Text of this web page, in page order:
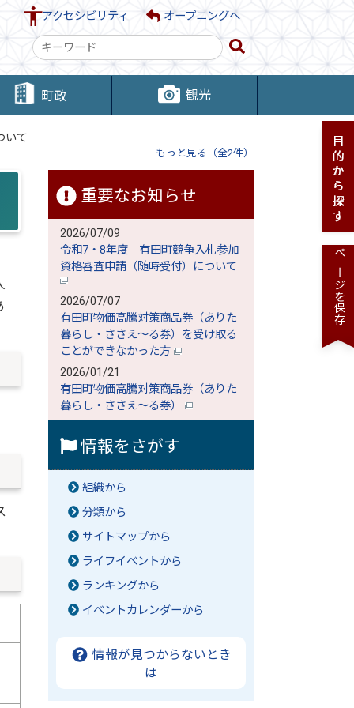
アクセシビリティ オープニングへ
検
索
キ
ー町政 観光
いて
もっと見る（全2件）
重要なお知らせ
2026/07/09
令和7・8年度 有田町競争入札参加
資格審査申請（随時受付）について
2026/07/07
有田町物価高騰対策商品券（ありた
暮らし・ささえ～る券）を受け取る
ことができなかった方
2026/01/21
有田町物価高騰対策商品券（ありた
暮らし・ささえ～る券）
情報をさがす
組織から
分類から
サイトマップから
ライフイベントから
ランキングから
イベントカレンダーから
情報が見つからないとき
は
ページを保存